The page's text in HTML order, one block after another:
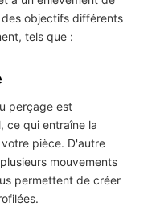
objectifs différents
tels que :
perçage est
ce qui entraîne la
pièce. D'autre
mouvements
permettent de créer